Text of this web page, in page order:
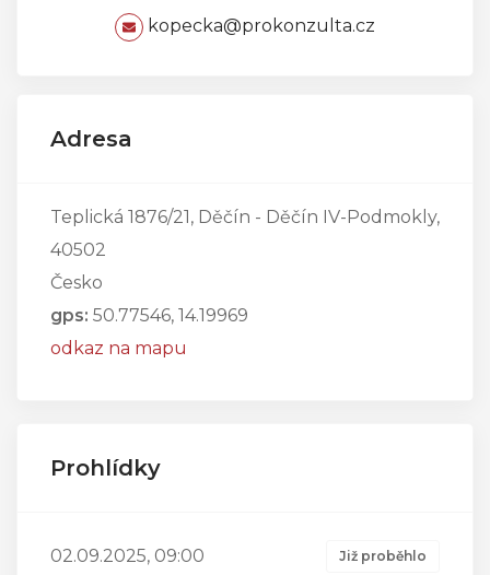
kopecka@prokonzulta.cz
Adresa
Teplická 1876/21, Děčín - Děčín IV-Podmokly,
40502
Česko
gps: 50.77546, 14.19969
odkaz na mapu
Prohlídky
02.09.2025, 09:00
Již proběhlo